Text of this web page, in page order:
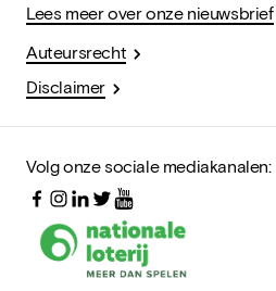
Lees meer over onze nieuwsbrief
Auteursrecht
Disclaimer
Volg onze sociale mediakanalen: